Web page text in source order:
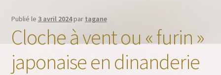
Boutique
menu
Contact
Publié le 3 avril 2024par tagane
Cloche à vent ou « furin »
japonaise en dinanderie